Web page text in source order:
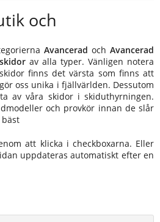
och
Avancerad och Avancerad
av alla typer. Vänligen notera
finns det värsta som finns att
oss unika i fjällvärlden. Dessutom
av våra skidor i skiduthyrningen.
och provkör innan de slår
att klicka i checkboxarna. Eller
uppdateras automatiskt efter en